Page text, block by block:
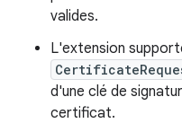
valides.
L'extension
d'une clé de
certificat.